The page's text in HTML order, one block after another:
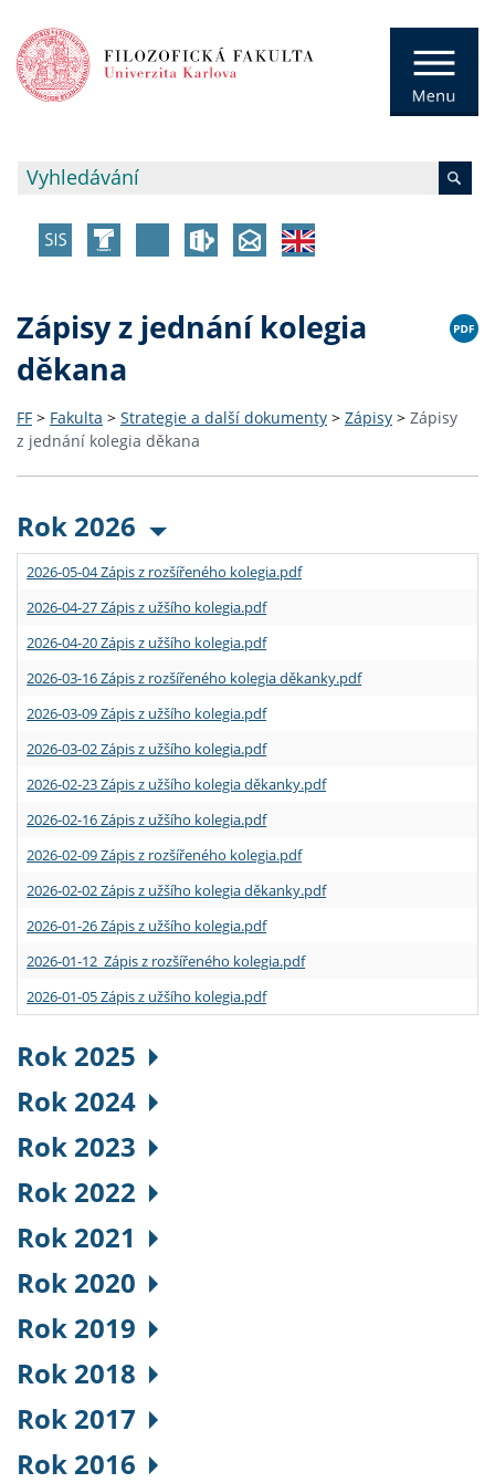
Zápisy z jednání kolegia
děkana
FF > Fakulta > Strategie a další dokumenty > Zápisy > Zápisy
z jednání kolegia děkana
Rok 2026
2026-05-04 Zápis z rozšířeného kolegia.pdf
2026-04-27 Zápis z užšího kolegia.pdf
2026-04-20 Zápis z užšího kolegia.pdf
2026-03-16 Zápis z rozšířeného kolegia děkanky.pdf
2026-03-09 Zápis z užšího kolegia.pdf
2026-03-02 Zápis z užšího kolegia.pdf
2026-02-23 Zápis z užšího kolegia děkanky.pdf
2026-02-16 Zápis z užšího kolegia.pdf
2026-02-09 Zápis z rozšířeného kolegia.pdf
2026-02-02 Zápis z užšího kolegia děkanky.pdf
2026-01-26 Zápis z užšího kolegia.pdf
2026-01-12 Zápis z rozšířeného kolegia.pdf
2026-01-05 Zápis z užšího kolegia.pdf
Rok 2025
Rok 2024
Rok 2023
Rok 2022
Rok 2021
Rok 2020
Rok 2019
Rok 2018
Rok 2017
Rok 2016